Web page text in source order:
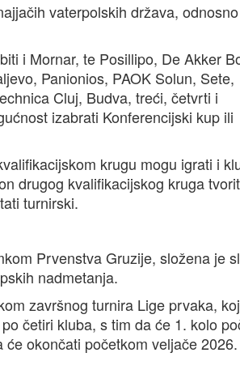
vaterpolskih država,
i Mornar, te Posillipo, De Akker
Panionios, PAOK Solun, Sete,
Cluj, Budva, treći, četvrti i
izabrati Konferencijski kup ili
krugu mogu igrati i
drugog kvalifikacijskog kruga
turnirski.
Prvenstva Gruzije, složena je
nadmetanja.
završnog turnira Lige prvaka,
četiri kluba, s tim da će 1. kolo
okončati početkom veljače 2026.